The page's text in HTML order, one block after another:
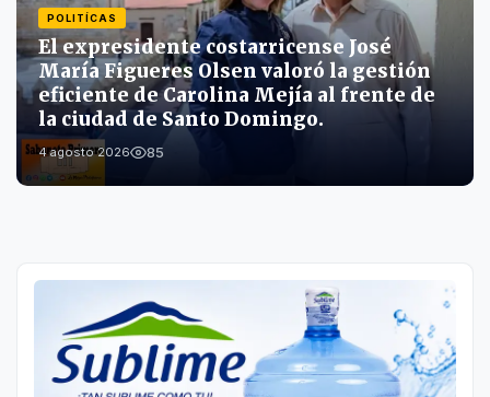
POLITÍCAS
El expresidente costarricense José
María Figueres Olsen valoró la gestión
eficiente de Carolina Mejía al frente de
la ciudad de Santo Domingo.
4 agosto 2026 85